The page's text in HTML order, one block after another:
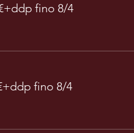
fino 8/4
fino 8/4